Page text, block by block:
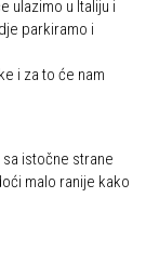
ulazimo u Italiju i
parkiramo i
i za to će nam
sa istočne strane
malo ranije kako